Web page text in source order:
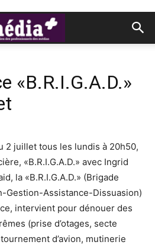
«B.R.I.G.A.D.»
2 juillet tous les lundis à 20h50,
«B.R.I.G.A.D.» avec Ingrid
la «B.R.I.G.A.D.» (Brigade
Gestion-Assistance-Dissuasion)
intervient pour dénouer des
(prise d’otages, secte
d’avion, mutinerie